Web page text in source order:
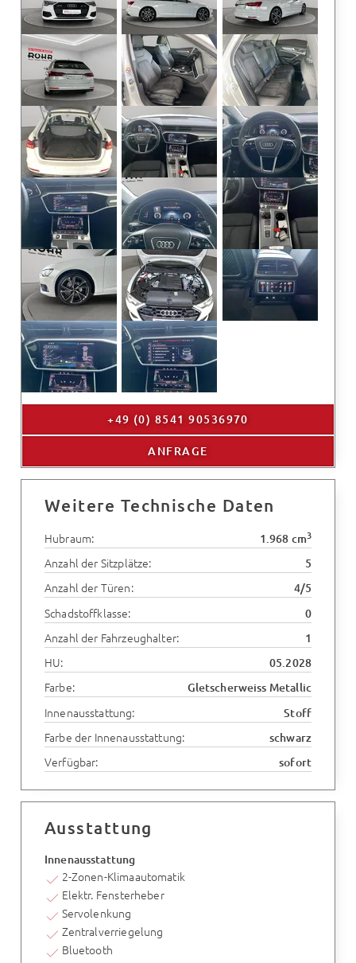
+49 (0) 8541 90536970
ANFRAGE
Weitere Technische Daten
Hubraum: 1.968 cm3
Anzahl der Sitzplätze: 5
Anzahl der Türen: 4/5
Schadstoffklasse: 0
Anzahl der Fahrzeughalter: 1
HU: 05.2028
Farbe: Gletscherweiss Metallic
Innenausstattung: Stoff
Farbe der Innenausstattung: schwarz
Verfügbar: sofort
Ausstattung
Innenausstattung
2-Zonen-Klimaautomatik
Elektr. Fensterheber
Servolenkung
Zentralverriegelung
Bluetooth